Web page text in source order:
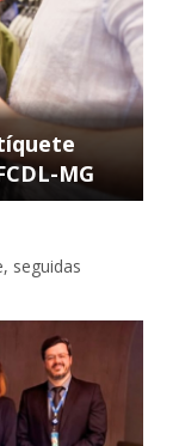
MG
seguidas